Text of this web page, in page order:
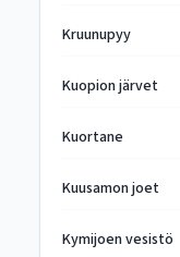
Kruunupyy
Kuopion järvet
Kuortane
Kuusamon joet
Kymijoen vesistö